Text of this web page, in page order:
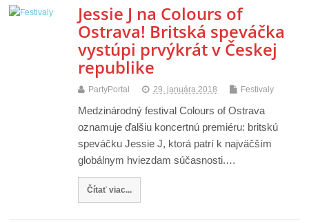
Jessie J na Colours of
Ostrava! Britská speváčka
vystúpi prvýkrát v Českej
republike
PartyPortal 29. januára 2018 Festivaly
Medzinárodný festival Colours of Ostrava
oznamuje ďalšiu koncertnú premiéru: britskú
speváčku Jessie J, ktorá patrí k najväčším
globálnym hviezdam súčasnosti.…
Čítať viac...